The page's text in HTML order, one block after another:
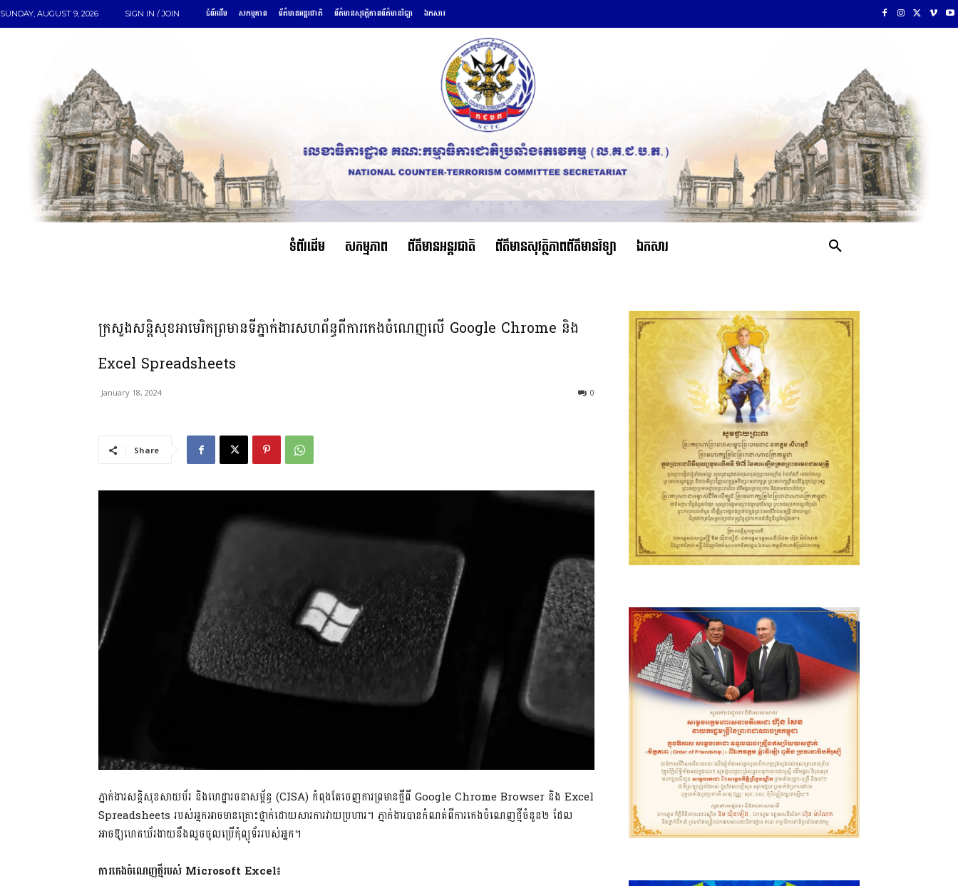
SUNDAY, AUGUST 9, 2026 SIGN IN / JOIN ទំព័រដើម សកម្មភាព ព័ត៌មានអន្តរជាតិ ព័ត៌មានសុវត្ថិភាពព័ត៌មានវិទ្យា ឯកសារ
ទំព័រដើម សកម្មភាព ព័ត៌មានអន្តរជាតិ ព័ត៌មានសុវត្ថិភាពព័ត៌មានវិទ្យា ឯកសារ
ក្រសួងសន្តិសុខអាមេរិកព្រមានទីភ្នាក់ងារសហព័ន្ធពីការកេងចំណេញលើ Google Chrome និង
Excel Spreadsheets
January 18, 2024 0
Share
ភ្នាក់ងារសន្តិសុខសាយប័រ និងហេដ្ឋារចនាសម្ព័ន្ធ (CISA) កំពុងតែចេញការព្រមានថ្មីពី Google Chrome Browser និង Excel
Spreadsheets របស់អ្នកអាចមានគ្រោះថ្នាក់ដោយសារការវាយប្រហារ។ ភ្នាក់ងារបានកំណត់ពីការកេងចំណេញថ្មីចំនួន២ ដែល
អាចឱ្យហេគឃ័រងាយនឹងលួចចូលប្រើកុំព្យូទ័ររបស់អ្នក។
ការកេងចំណេញថ្មីរបស់ Microsoft Excel៖